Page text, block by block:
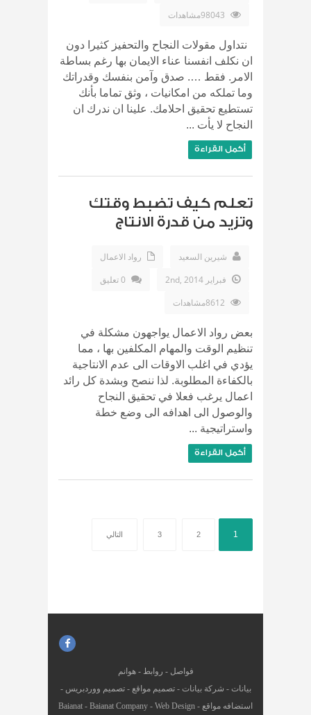
نتداول مقولات النجاح والتحفيز كثيرا دون
ان نكلف انفسنا عناء الايمان بها رغم بساطة
الامر. فقط …. صدق وآمن بنفسك وقدراتك
وما تملكه من امكانيات ، وثق تماما بأنك
تستطيع تحقيق احلامك. علينا ان ندرك ان
النجاح لا يأت ...
أكمل القراءة
تعلم كيف تضبط وقتك
وتزيد من قدرة الانتاج
شيرين السعيد
رواد الاعمال
فبراير 2nd, 2014
0 تعليق
بعض رواد الاعمال يواجهون مشكلة في
تنظيم الوقت والمهام المكلفين بها ، مما
يؤدي في اغلب الاوقات الى عدم الانتاجية
بالكفاءة المطلوبة. لذا ننصح وبشدة كل رائد
اعمال يرغب فعلا في تحقيق النجاح
والوصول الى اهدافه الى وضع خطة
واستراتيجية ...
أكمل القراءة
1
2
3 التالي
فواصل - روابط -هوانم
بيانات - شركة بيانات -تصميم مواقع -تصميم ووردبريس -
استضافه مواقع -
Baianat - Baianat Company - Web Design